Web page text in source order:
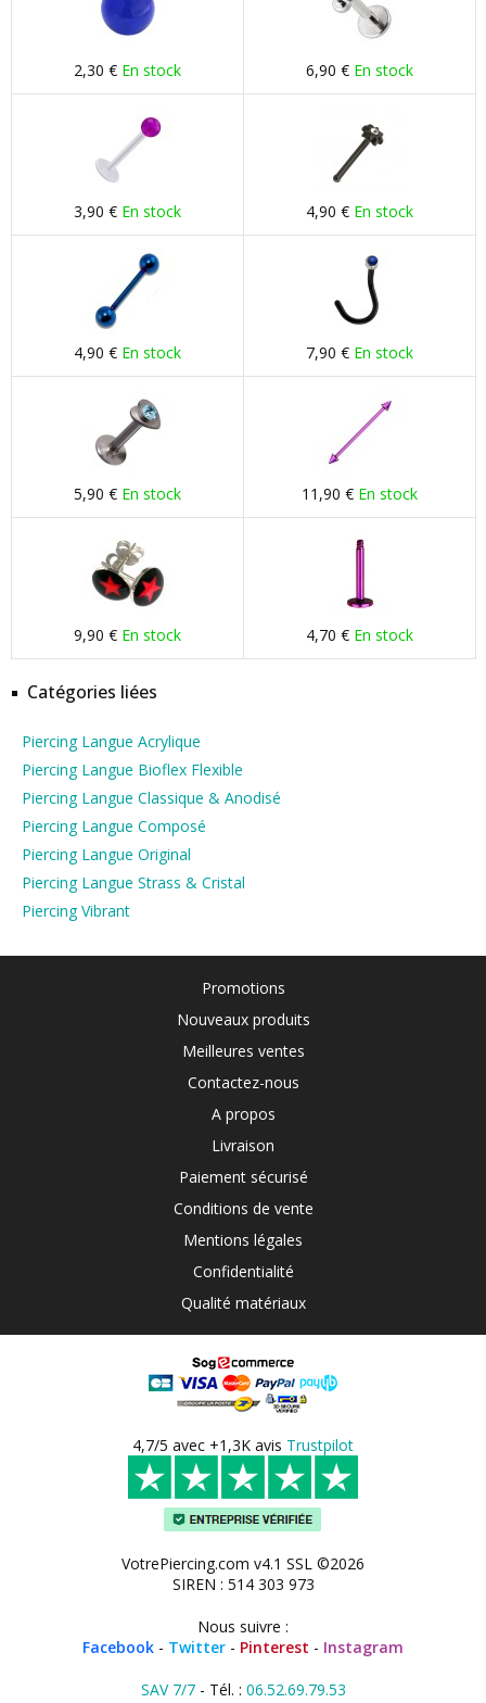
2,30 € En stock 6,90 € En stock
3,90 € En stock 4,90 € En stock
4,90 € En stock 7,90 € En stock
5,90 € En stock 11,90 € En stock
9,90 € En stock 4,70 € En stock
Catégories liées
Piercing Langue Acrylique
Piercing Langue Bioflex Flexible
Piercing Langue Classique & Anodisé
Piercing Langue Composé
Piercing Langue Original
Piercing Langue Strass & Cristal
Piercing Vibrant
Promotions
Nouveaux produits
Meilleures ventes
Contactez-nous
A propos
Livraison
Paiement sécurisé
Conditions de vente
Mentions légales
Confidentialité
Qualité matériaux
4,7/5 avec +1,3K avis Trustpilot
VotrePiercing.com v4.1 SSL ©2026
SIREN : 514 303 973
Nous suivre :
Facebook - Twitter - Pinterest - Instagram
SAV 7/7- Tél. : 06.52.69.79.53